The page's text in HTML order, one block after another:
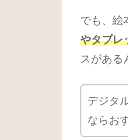
でも、絵
やタブレ
スがある
デジタ
ならお